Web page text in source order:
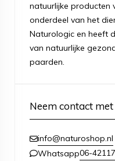
natuurlijke producten
onderdeel van het
Naturologic en heeft
van natuurlijke
paarden.
Neem contact
info@naturoshop.nl
Whatsapp06-